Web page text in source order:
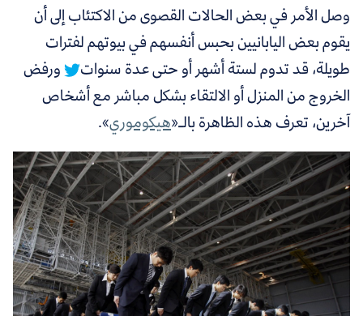
وصل الأمر في بعض الحالات القصوى من الاكتئاب إلى أن
يقوم بعض اليابانيين بحبس أنفسهم في بيوتهم لفترات
طويلة، قد تدوم لستة أشهر أو حتى عدة سنوات
ورفض
الخروج من المنزل أو الالتقاء بشكل مباشر مع أشخاص
آخرين، تعرف هذه الظاهرة بالـ«هيكوموري».